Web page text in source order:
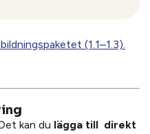
(1.1–1.3).
kan du lägga till direkt